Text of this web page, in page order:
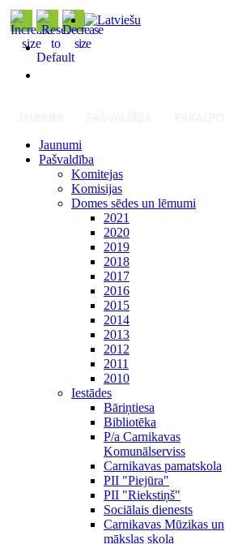
Jaunumi
Pašvaldība
Komitejas
Komisijas
Domes sēdes un lēmumi
2021
2020
2019
2018
2017
2016
2015
2014
2013
2012
2011
2010
Iestādes
Bāriņtiesa
Bibliotēka
P/a Carnikavas
Komunālserviss
Carnikavas pamatskola
PII "Piejūra"
PII "Riekstiņš"
Sociālais dienests
Carnikavas Mūzikas un
mākslas skola